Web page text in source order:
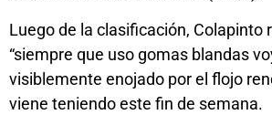
Luego de la clasificación, Colapinto
“siempre que uso gomas blandas
visiblemente enojado por el flojo
viene teniendo este fin de semana.